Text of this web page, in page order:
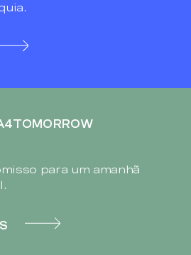
para um amanhã